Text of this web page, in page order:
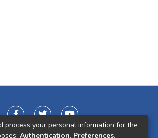
process your personal information for the
Authentication, Preferences,